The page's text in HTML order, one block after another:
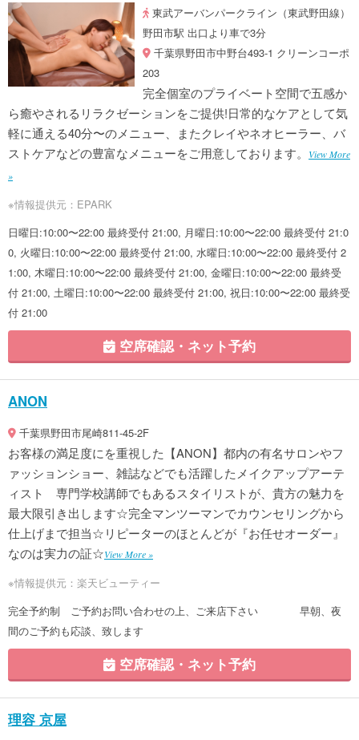
東武アーバンパークライン（東武野田線）
野田市駅 出口より車で3分
千葉県野田市中野台493-1 クリーンコーポ
203
完全個室のプライベート空間で五感か
ら癒やされるリラクゼーションをご提供!日常的なケアとして気
軽に通える40分〜のメニュー、またクレイやネオヒーラー、バ
ストケアなどの豊富なメニューをご用意しております。
View More
»
※情報提供元：EPARK
日曜日:10:00〜22:00 最終受付 21:00, 月曜日:10:00〜22:00 最終受付 21:0
0, 火曜日:10:00〜22:00 最終受付 21:00, 水曜日:10:00〜22:00 最終受付 2
1:00, 木曜日:10:00〜22:00 最終受付 21:00, 金曜日:10:00〜22:00 最終受
付 21:00, 土曜日:10:00〜22:00 最終受付 21:00, 祝日:10:00〜22:00 最終受
付 21:00
空席確認・ネット予約
ANON
千葉県野田市尾崎811-45-2F
お客様の満足度にを重視した【ANON】都内の有名サロンやフ
ァッションショー、雑誌などでも活躍したメイクアップアーテ
ィスト 専門学校講師でもあるスタイリストが、貴方の魅力を
最大限引き出します☆完全マンツーマンでカウンセリングから
仕上げまで担当☆リピーターのほとんどが『お任せオーダー』
なのは実力の証☆View More »
※情報提供元：楽天ビューティー
完全予約制 ご予約お問い合わせの上、ご来店下さい 早朝、夜
間のご予約も応談、致します
空席確認・ネット予約
理容 京屋